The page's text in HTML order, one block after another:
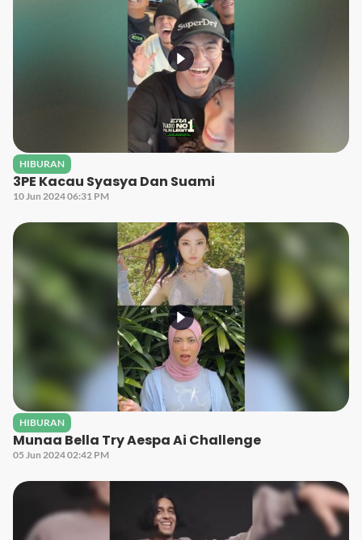
HIBURAN
3PE Kacau Syasya Dan Suami
10 Jun 2024 06:31 PM
HIBURAN
Munaa Bella Try Aespa Ai Challenge
05 Jun 2024 02:42 PM